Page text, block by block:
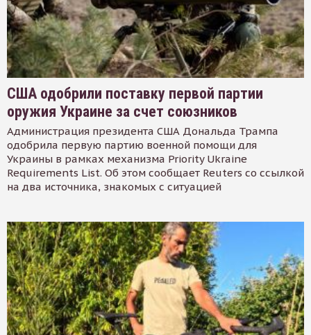
США одобрили поставку первой партии
оружия Украине за счет союзников
Администрация президента США Дональда Трампа
одобрила первую партию военной помощи для
Украины в рамках механизма Priority Ukraine
Requirements List. Об этом сообщает Reuters со ссылкой
на два источника, знакомых с ситуацией